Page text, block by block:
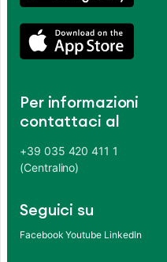
Per informazioni
contattaci al
+39 035 420 411 1
(Centralino)
Seguici su
Facebook Youtube LinkedIn